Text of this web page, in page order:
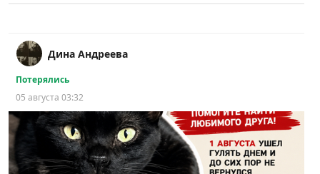
Дина Андреева
Потерялись
05 августа 03:32